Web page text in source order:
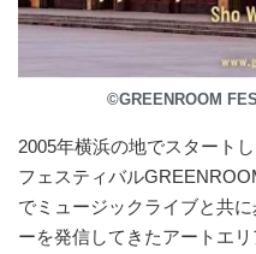
©GREENROOM
2005年横浜の地でスタート
フェスティバル
でミュージックライブと共
ーを発信してきたアートエ